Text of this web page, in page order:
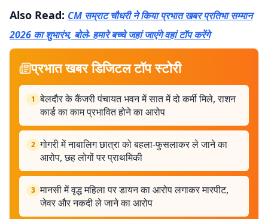
Also Read: CM सम्राट चौधरी ने किया प्रभात खबर प्रतिभा सम्मान
2026 का शुभारंभ, बोले- हमारे बच्चे जहां जाएंगे वहां टॉप करेंगे
प्रभात खबर डिजिटल टॉप स्टोरी
1 बेलदौर के कैंजरी पंचायत भवन में सात में दो कर्मी मिले, राशन
कार्ड का काम प्रभावित होने का आरोप
2 गोगरी में नाबालिग छात्रा को बहला-फुसलाकर ले जाने का
आरोप, छह लोगों पर प्राथमिकी
3 मानसी में वृद्ध महिला पर डायन का आरोप लगाकर मारपीट,
जेवर और नकदी ले जाने का आरोप